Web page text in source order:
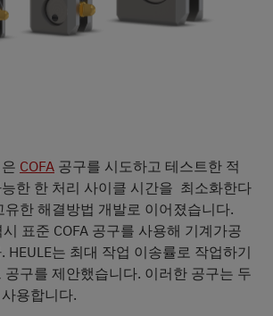
COFA 공구를 시도하고 테스트한 적
한 한 처리 사이클 시간을 최소화한다
유한 해결방법 개발로 이어졌습니다.
표준 COFA 공구를 사용해 기계가공
HEULE는 최대 작업 이송률로 작업하기
공구를 제안했습니다. 이러한 공구는 두
용합니다.